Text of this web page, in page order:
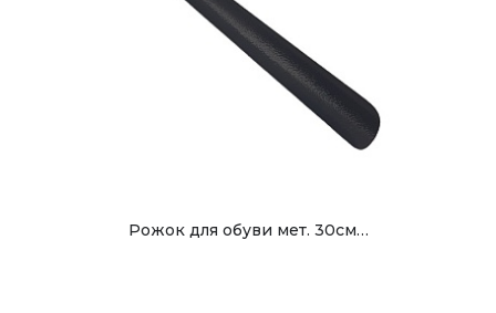
Рожок для обуви мет. 30см…